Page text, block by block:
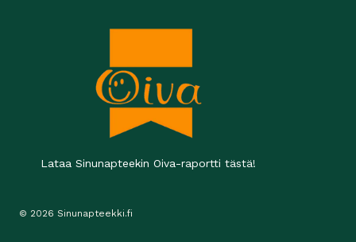
Lataa Sinunapteekin Oiva-raportti tästä!
© 2026 Sinunapteekki.fi